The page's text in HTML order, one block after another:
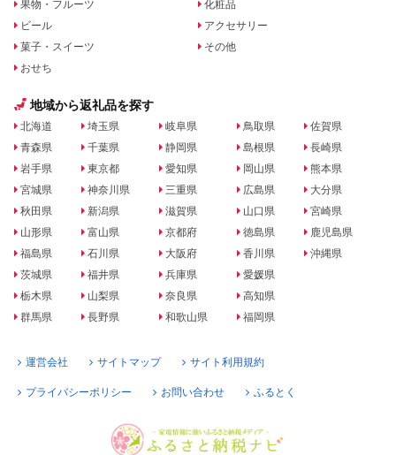
果物・フルーツ
ビール
菓子・スイーツ
おせち
化粧品
アクセサリー
その他
地域から返礼品を探す
北海道
青森県
岩手県
宮城県
秋田県
山形県
福島県
茨城県
栃木県
群馬県
埼玉県
千葉県
東京都
神奈川県
新潟県
富山県
石川県
福井県
山梨県
長野県
岐阜県
静岡県
愛知県
三重県
滋賀県
京都府
大阪府
兵庫県
奈良県
和歌山県
鳥取県
島根県
岡山県
広島県
山口県
徳島県
香川県
愛媛県
高知県
福岡県
佐賀県
長崎県
熊本県
大分県
宮崎県
鹿児島県
沖縄県
運営会社 サイトマップ サイト利用規約
プライバシーポリシー お問い合わせ ふるとく